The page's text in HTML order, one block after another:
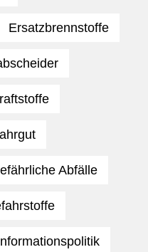
Ersatzbrennstoffe
Abfälle